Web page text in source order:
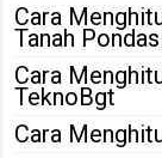
Cara
Tanah
Cara
TeknoBgt
Cara